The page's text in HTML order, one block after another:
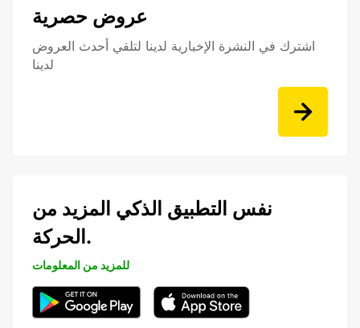
عروض حصرية
اشترك في النشرة الإخبارية لدينا لتلقي أحدث العروض
لدينا
نفس التطبيق الذكي المزيد من
الحركة.
للمزيد من المعلومات